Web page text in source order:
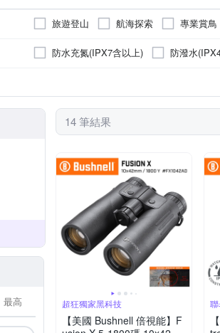
旅遊登山 航海探索 專業賞鳥
夜間觀察
防水充氮(IPX7含以上) 防潑水
14 筆結果
超狂獨家黑科技
【美國 Bushnell 倍視能】F